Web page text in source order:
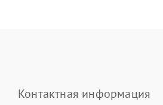
Контактная информация